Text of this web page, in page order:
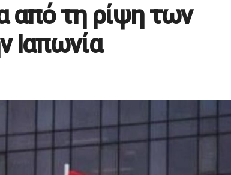
από τη ρίψη των
Ιαπωνία